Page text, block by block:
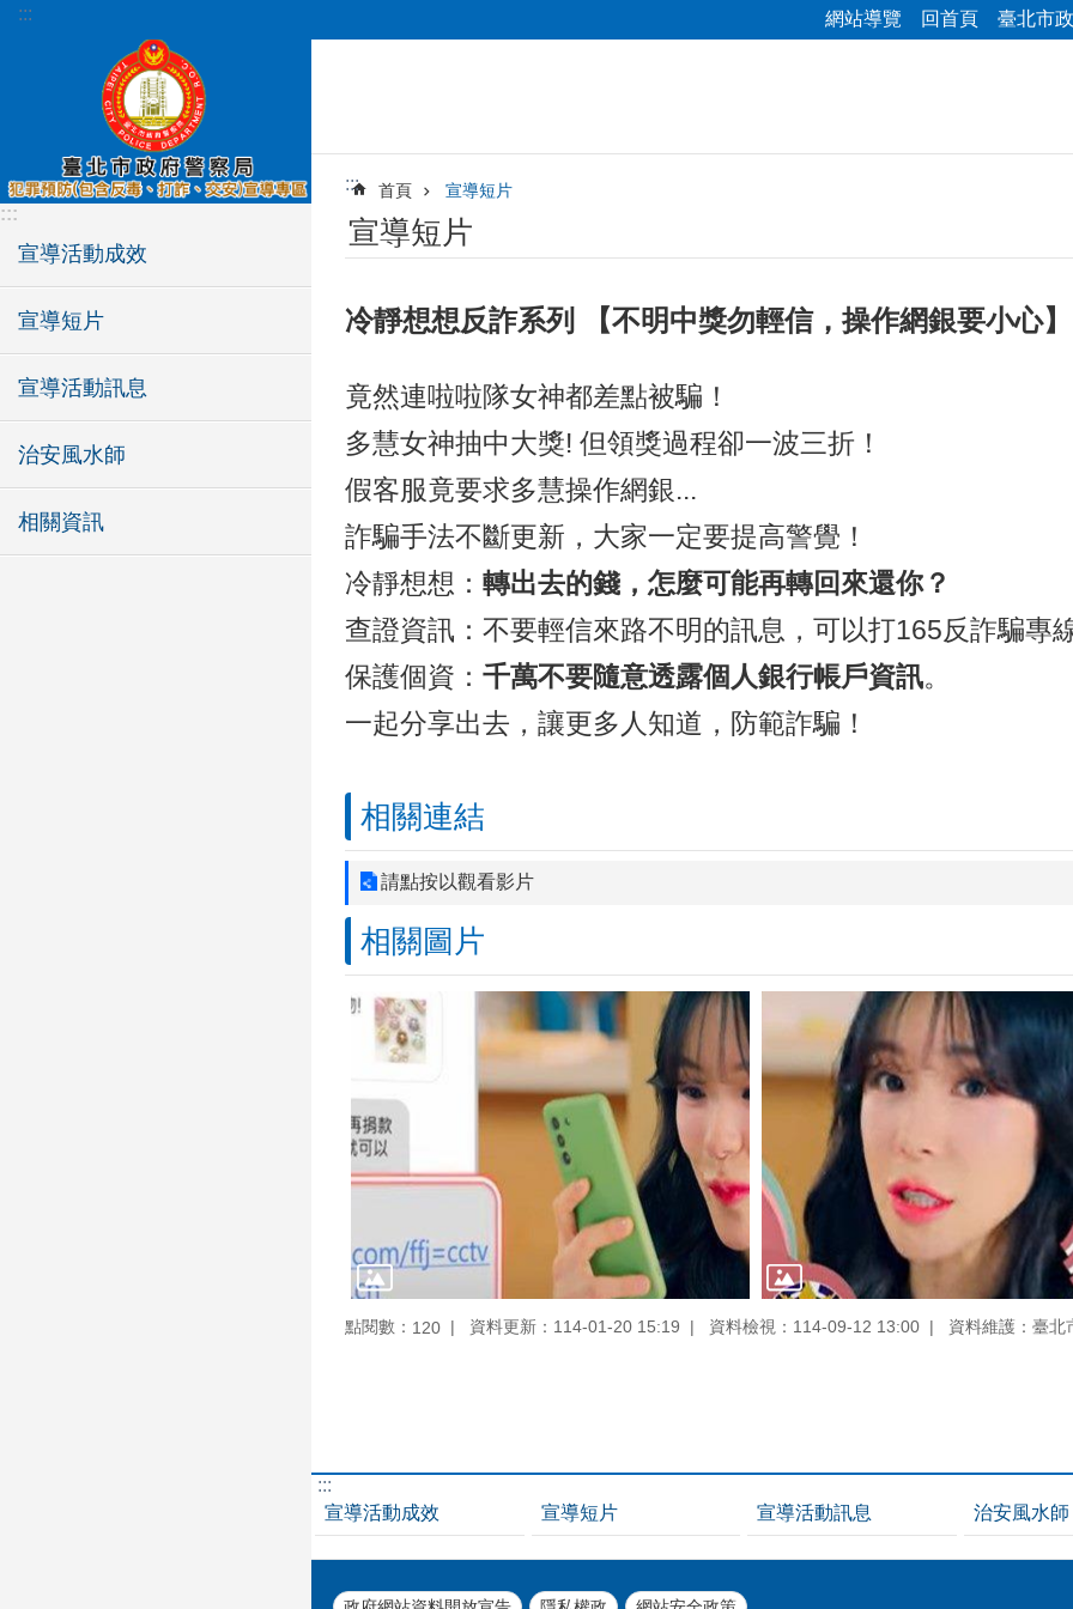
跳到主要內容區塊
::: 網站導覽 回首頁 臺北市
:::
宣導活動成效
宣導短片
宣導活動訊息
治安風水師
相關資訊
::: 首頁 宣導短片
宣導短片
冷靜想想反詐系列 【不明中獎勿輕信，操作網銀要小心】
竟然連啦啦隊女神都差點被騙！
多慧女神抽中大獎! 但領獎過程卻一波三折！
假客服竟要求多慧操作網銀...
詐騙手法不斷更新，大家一定要提高警覺！
冷靜想想： 轉出去的錢，怎麼可能再轉回來還你？
查證資訊：不要輕信來路不明的訊息，可以打165反詐騙專
保護個資： 千萬不要隨意透露個人銀行帳戶資訊。
一起分享出去，讓更多人知道，防範詐騙！
相關連結
請點按以觀看影片
相關圖片
點閱數： 120 資料更新：114-01-20 15:19 資料檢視：114-09-12 13:00 資料維護：臺北
:::
宣導活動成效
宣導短片 宣導活動訊息 治安風水師